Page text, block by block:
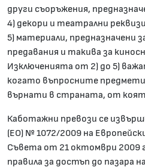
други съоръжения,
4) декори и театрални
5) материали, предназначени
предавания и такива за
Изключенията от 2) до 5)
когато въпросните
върнати в страната, от
Каботажни превози се
(ЕО) № 1072/2009 на
Съвета от 21 октомври 2009
правила за достъп до пазара